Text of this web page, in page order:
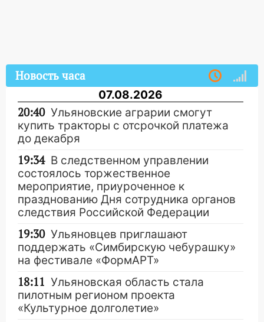
Новость часа
07.08.2026
20:40 Ульяновские аграрии смогут
купить тракторы с отсрочкой платежа
до декабря
19:34 В следственном управлении
состоялось торжественное
мероприятие, приуроченное к
празднованию Дня сотрудника органов
следствия Российской Федерации
19:30 Ульяновцев приглашают
поддержать «Симбирскую чебурашку»
на фестивале «ФормАРТ»
18:11 Ульяновская область стала
пилотным регионом проекта
«Культурное долголетие»